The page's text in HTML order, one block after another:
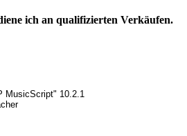
ich an qualifizierten Verkäufen.
MusicScript" 10.2.1